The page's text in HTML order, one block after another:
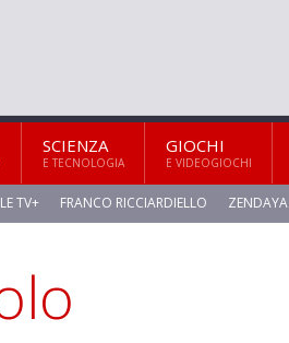
SCIENZA
E TECNOLOGIA
GIOCHI
E VIDEOGIOCHI
TV+ FRANCO RICCIARDIELLO ZENDAYA